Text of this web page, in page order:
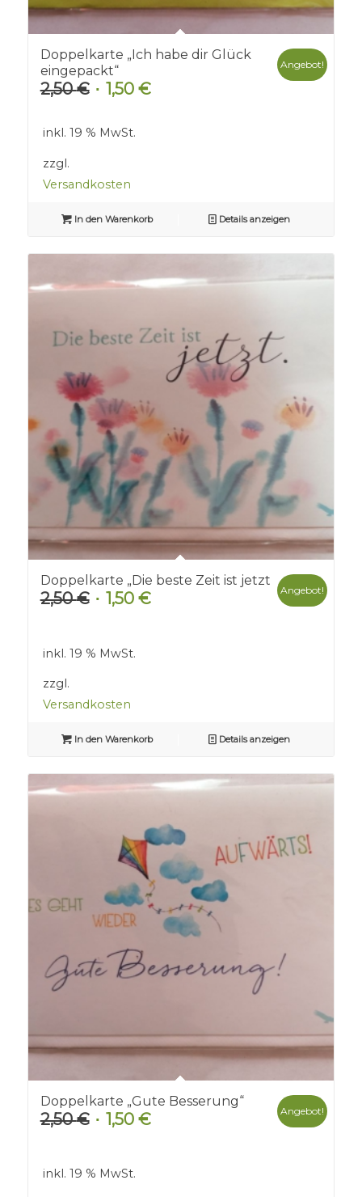
Doppelkarte „Ich habe dir Glück
eingepackt“
2,50€ Ursprünglicher
war:
1,50 €Aktueller
Angebot!
inkl. 19 % MwSt.
zzgl.
Versandkosten
In den Warenkorb Details anzeigen
Doppelkarte „Die beste Zeit ist jetzt
2,50€ Ursprünglicher
2,50 €
1,50 €Aktueller
Angebot!
inkl. 19 % MwSt.
zzgl.
Versandkosten
In den Warenkorb Details anzeigen
Doppelkarte „Gute Besserung“
2,50€ Ursprünglicher
2,50 €
1,50 €Aktueller
Angebot!
inkl. 19 % MwSt.